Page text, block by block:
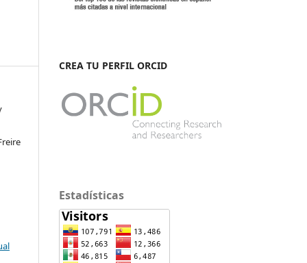
CREA TU PERFIL ORCID
Estadísticas